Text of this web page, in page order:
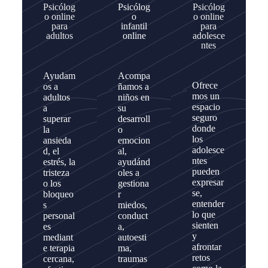
Psicólog
o
infantil
online
Acompa
ñamos a
niños en
su
desarroll
o
emocion
al,
ayudánd
oles a
gestiona
r
miedos,
conduct
a,
autoesti
ma,
traumas
Psicólog
o online
para
adultos
Ayudam
os a
adultos
a
superar
la
ansieda
d, el
estrés, la
tristeza
o los
bloqueo
s
personal
es
mediant
e terapia
cercana,
Psicólog
o online
para
adolesce
ntes
Ofrece
mos un
espacio
seguro
donde
los
adolesce
ntes
pueden
expresar
se,
entender
lo que
sienten
y
afrontar
retos